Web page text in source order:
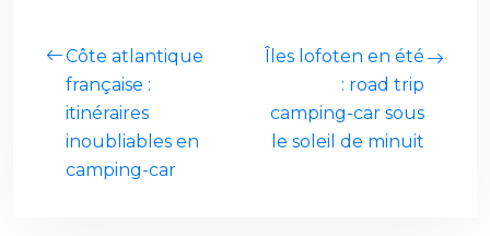
Côte atlantique
française :
itinéraires
inoubliables en
camping-car
Îles lofoten en été
: road trip
camping-car sous
le soleil de minuit